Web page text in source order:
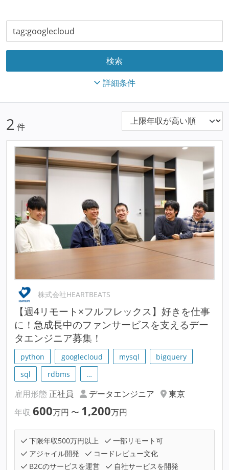
詳細条件
2 件
株式会社HEARTBEATS
【週4リモート×フルフレックス】好きを仕事
に！急成長中のファンサービスを支えるデー
タエンジニア募集！
python googlecloud mysql
bigquery
sql
rdbms …
雇用形態 正社員 データエンジニア
東京
年収 600万円 〜 1,200万円
下限年収500万円以上
一部リモート可
アジャイル開発
コードレビュー文化
B2Cのサービスを運営
自社サービスを開発